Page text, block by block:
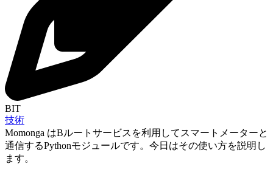
BIT
技術
Momonga はBルートサービスを利用してスマートメーターと
通信するPythonモジュールです。今日はその使い方を説明し
ます。